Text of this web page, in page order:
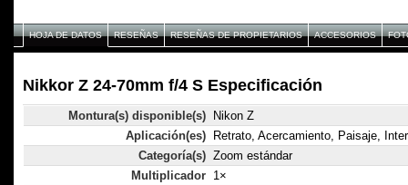
HOJA DE DATOS RESEÑAS RESEÑAS DE PROPIETARIOS ACCESORIOS
Nikkor Z 24-70mm f/4 S Especificación
Montura(s) disponible(s)
Nikon Z
Aplicación(es)
Retrato, Acercamiento, Paisaje,
Categoría(s) Zoom estándar
Multiplicador 1×